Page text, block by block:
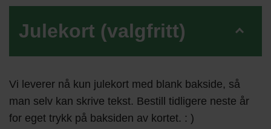
Julekort (valgfritt)
Vi leverer nå kun julekort med blank bakside, så
man selv kan skrive tekst. Bestill tidligere neste år
for eget trykk på baksiden av kortet. : )